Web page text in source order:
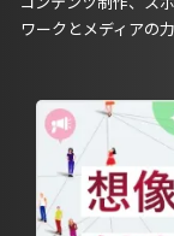
ワークとメディアの